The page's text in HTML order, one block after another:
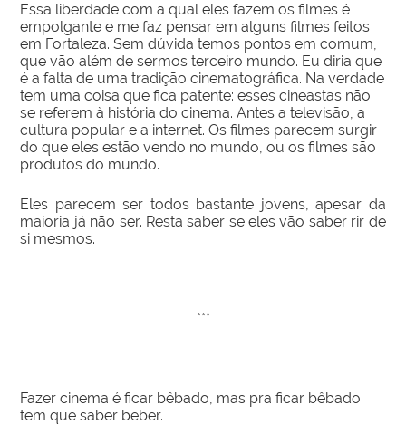
Essa liberdade com a qual eles fazem os filmes é
empolgante e me faz pensar em alguns filmes feitos
em Fortaleza. Sem dúvida temos pontos em comum,
que vão além de sermos terceiro mundo. Eu diria que
é a falta de uma tradição cinematográfica. Na verdade
tem uma coisa que fica patente: esses cineastas não
se referem à história do cinema. Antes a televisão, a
cultura popular e a internet. Os filmes parecem surgir
do que eles estão vendo no mundo, ou os filmes são
produtos do mundo.
Eles parecem ser todos bastante jovens, apesar da
maioria já não ser. Resta saber se eles vão saber rir de
si mesmos.
***
Fazer cinema é ficar bêbado, mas pra ficar bêbado
tem que saber beber.